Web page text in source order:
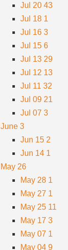
Jul 2043
Jul 18 1
Jul 163
Jul 156
Jul 13 29
Jul 12 13
Jul 1132
Jul 09 21
Jul 073
June3
Jun 15 2
Jun 14 1
May 26
May 28 1
May 27 1
May 25 11
May 173
May 07 1
May 049